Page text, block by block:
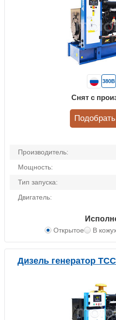
Производитель:
Мощность:
Тип запуска:
Двигатель:
Открытое В
380В
Снят с
Дизель генератор